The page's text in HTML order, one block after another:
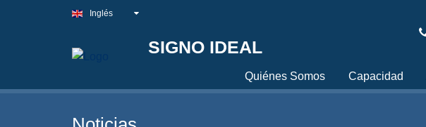
Inglés
SIGNO IDEAL
Quiénes Somos Capacidad